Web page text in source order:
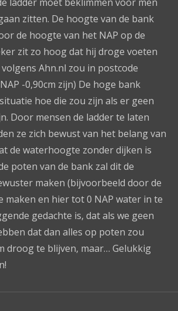
zitten. De hoogte van de bank
de hoogte van het NAP op de
zit zo hoog dat hij droge voeten
Ahn.nl zou in postcode
-0,90cm zijn) De hoge bank
hoe die zou zijn als er geen
Door mensen de ladder te laten
ze zich bewust van het belang van
de waterhoogte zonder dijken is
poten van de bank zal dit de
maken (bijvoorbeeld door de
maken en hier tot 0 NAP water in te
gedachte is, dat als we geen
dat dan alles op poten zou
droog te blijven, maar… Gelukkig